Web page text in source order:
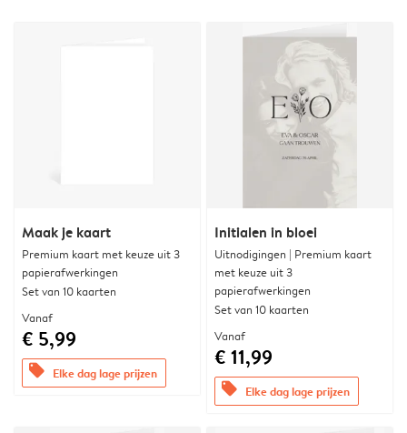
Maak je kaart
Premium kaart met keuze uit 3
papierafwerkingen
Set van 10 kaarten
Vanaf
€ 5,99
offers Elke dag lage prijzen
Initialen in bloei
Uitnodigingen | Premium kaart
met keuze uit 3
papierafwerkingen
Set van 10 kaarten
Vanaf
€ 11,99
offers Elke dag lage prijzen